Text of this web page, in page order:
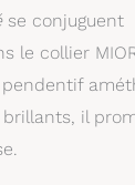
se conjuguent
le collier
il